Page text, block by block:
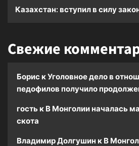
Казахстан: вступил в силу
Свежие
Борис кУголовное дело в
педофилов получило
гость к В Монголии началась
скота
Владимир Долгушин к В